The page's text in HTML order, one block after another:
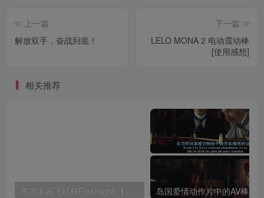
上一篇
解放双手，奋战到底！
下一篇
LELO MONA 2 电动震动棒
[使用感想]
相关推荐
美国名器飞机杯Fleshlight 【Quickshot-Vantage 双头飞机杯】完全评测